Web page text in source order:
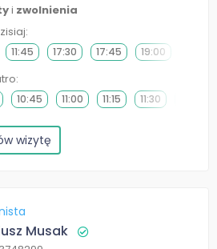
i zwolnienia
11:45 17:30 17:45 19:00
10:45 11:00 11:15 11:30
wizytę
Musak